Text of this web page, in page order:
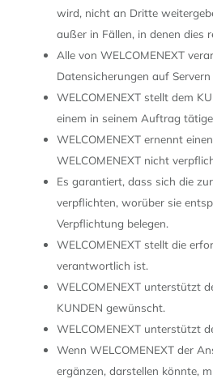
wird, nicht an Dritte
außer in Fällen, in denen dies
Alle von WELCOMENEXT
Datensicherungen auf
WELCOMENEXT stellt dem
einem in seinem Auftrag
WELCOMENEXT ernennt
WELCOMENEXT nicht
Es garantiert, dass sich die
verpflichten, worüber sie
Verpflichtung belegen.
WELCOMENEXT stellt die
verantwortlich ist.
WELCOMENEXT unterstützt
KUNDEN gewünscht.
WELCOMENEXT unterstützt
Wenn WELCOMENEXT der
ergänzen, darstellen könnte,